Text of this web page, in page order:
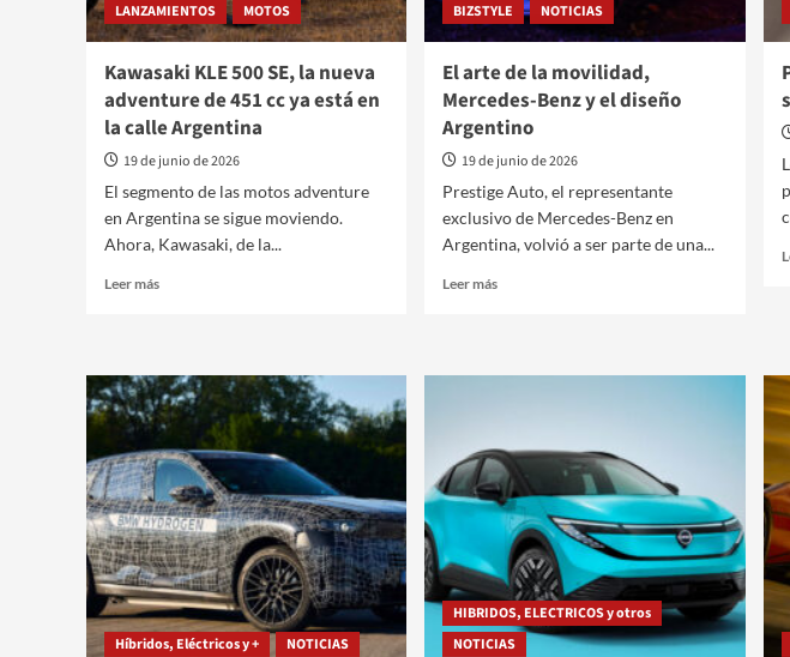
LANZAMIENTOS MOTOS
Kawasaki KLE 500 SE, la nueva
adventure de 451 cc ya está en
la calle Argentina
19 de junio de 2026
El segmento de las motos adventure
en Argentina se sigue moviendo.
Ahora, Kawasaki, de la...
Leer másLeer
KLE
500
SE,
nueva
adventure
de
451
cc
ya
está
en
la
BIZSTYLE NOTICIAS
El arte de la movilidad,
Mercedes-Benz y el diseño
Argentino
19 de junio de 2026
Prestige Auto, el representante
exclusivo de Mercedes-Benz en
Argentina, volvió a ser parte de una...
Leer másLeer
arte
Mercedes-
Benz
y
el
diseño
Argentino
Híbridos, Eléctricos y + NOTICIAS
HIBRIDOS, ELECTRICOS y otros
NOTICIAS